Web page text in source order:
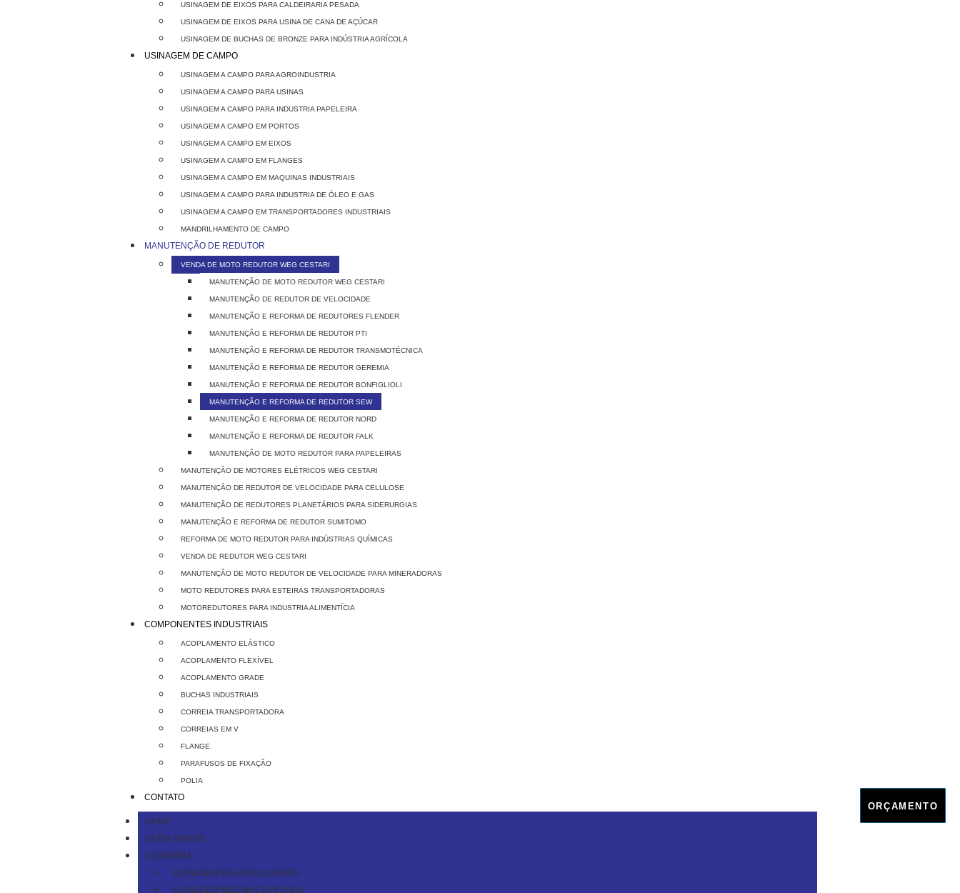
USINAGEM DE EIXOS PARA CALDEIRARIA PESADA
USINAGEM DE EIXOS PARA USINA DE CANA DE AÇÚCAR
USINAGEM DE BUCHAS DE BRONZE PARA INDÚSTRIA AGRÍCOLA
USINAGEM DE CAMPO
USINAGEM A CAMPO PARA AGROINDUSTRIA
USINAGEM A CAMPO PARA USINAS
USINAGEM A CAMPO PARA INDUSTRIA PAPELEIRA
USINAGEM A CAMPO EM PORTOS
USINAGEM A CAMPO EM EIXOS
USINAGEM A CAMPO EM FLANGES
USINAGEM A CAMPO EM MAQUINAS INDUSTRIAIS
USINAGEM A CAMPO PARA INDUSTRIA DE ÓLEO E GAS
USINAGEM A CAMPO EM TRANSPORTADORES INDUSTRIAIS
MANDRILHAMENTO DE CAMPO
MANUTENÇÃO DE REDUTOR
VENDA DE MOTO REDUTOR WEG CESTARI
MANUTENÇÃO DE MOTO REDUTOR WEG CESTARI
MANUTENÇÃO DE REDUTOR DE VELOCIDADE
MANUTENÇÃO E REFORMA DE REDUTORES FLENDER
MANUTENÇÃO E REFORMA DE REDUTOR PTI
MANUTENÇÃO E REFORMA DE REDUTOR TRANSMOTÉCNICA
MANUTENÇÃO E REFORMA DE REDUTOR GEREMIA
MANUTENÇÃO E REFORMA DE REDUTOR BONFIGLIOLI
MANUTENÇÃO E REFORMA DE REDUTOR SEW
MANUTENÇÃO E REFORMA DE REDUTOR NORD
MANUTENÇÃO E REFORMA DE REDUTOR FALK
MANUTENÇÃO DE MOTO REDUTOR PARA PAPELEIRAS
MANUTENÇÃO DE MOTORES ELÉTRICOS WEG CESTARI
MANUTENÇÃO DE REDUTOR DE VELOCIDADE PARA CELULOSE
MANUTENÇÃO DE REDUTORES PLANETÁRIOS PARA SIDERURGIAS
MANUTENÇÃO E REFORMA DE REDUTOR SUMITOMO
REFORMA DE MOTO REDUTOR PARA INDÚSTRIAS QUÍMICAS
VENDA DE REDUTOR WEG CESTARI
MANUTENÇÃO DE MOTO REDUTOR DE VELOCIDADE PARA MINERADORAS
MOTO REDUTORES PARA ESTEIRAS TRANSPORTADORAS
MOTOREDUTORES PARA INDUSTRIA ALIMENTÍCIA
COMPONENTES INDUSTRIAIS
ACOPLAMENTO ELÁSTICO
ACOPLAMENTO FLEXÍVEL
ACOPLAMENTO GRADE
BUCHAS INDUSTRIAIS
CORREIA TRANSPORTADORA
CORREIAS EM V
FLANGE
PARAFUSOS DE FIXAÇÃO
POLIA
CONTATO
HOME
QUEM SOMOS
USINAGEM
USINAGEM DE EIXOS LONGOS
USINAGEM MECÂNICA PESADA
ORÇAMENTO